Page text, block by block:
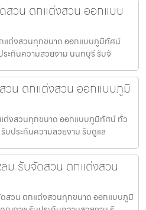
สวน ตกแต่งสวน ออกแบบ
แต่งสวนทุกขนาด ออกแบบภูมิทัศน์
ระกันความสวยงาม นนทบุรี รับจั
วน ตกแต่งสวน ออกแบบภูมิ
ต่งสวนทุกขนาด ออกแบบภูมิทัศน์ ทั่ว
บประกันความสวยงาม รับดูแล
ม รับจัดสวน ตกแต่งสวน
สวน ตกแต่งสวนทุกขนาด ออกแบบภูมิ